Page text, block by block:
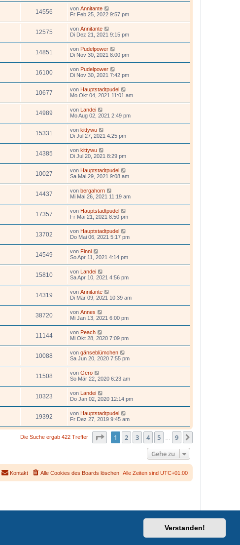
Verstanden!
14556 von Annitante
Fr Feb 25, 2022 9:57 pm
12575 von Annitante
Di Dez 21, 2021 9:15 pm
14851 von Pudelpower
Di Nov 30, 2021 8:00 pm
16100 von Pudelpower
Di Nov 30, 2021 7:42 pm
10677 von Hauptstadtpudel
Mo Okt 04, 2021 11:01 am
14989 von Landei
Mo Aug 02, 2021 2:49 pm
15331 von kittywu
Di Jul 27, 2021 4:25 pm
14385 von kittywu
Di Jul 20, 2021 8:29 pm
10027 von Hauptstadtpudel
Sa Mai 29, 2021 9:08 am
14437 von bergahorn
Mi Mai 26, 2021 11:19 am
17357 von Hauptstadtpudel
Fr Mai 21, 2021 8:50 pm
13702 von Hauptstadtpudel
Do Mai 06, 2021 5:17 pm
14549 von Finni
So Apr 11, 2021 4:14 pm
15810 von Landei
Sa Apr 10, 2021 4:56 pm
14319 von Annitante
Di Mär 09, 2021 10:39 am
38720 von Annes
Mi Jan 13, 2021 6:00 pm
11144 von Peach
Mi Okt 28, 2020 7:09 pm
10088 von gänseblümchen
Sa Jun 20, 2020 7:55 pm
11508 von Gero
So Mär 22, 2020 6:23 am
10323 von Landei
Do Jan 02, 2020 12:14 pm
19392 von Hauptstadtpudel
Fr Dez 27, 2019 9:45 am
Die Suche ergab 422 Treffer Seite von9
1 2 3 4 5 9
Gehe zu
Alle Zeiten sind UTC+01:00
Alle Cookies des Boards löschen
Kontakt